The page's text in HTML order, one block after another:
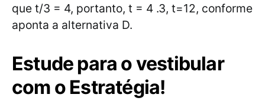
que t/3 = 4, portanto, t = 4 .3, t=12, conforme
aponta a alternativa D.
Estude para o vestibular
com o Estratégia!